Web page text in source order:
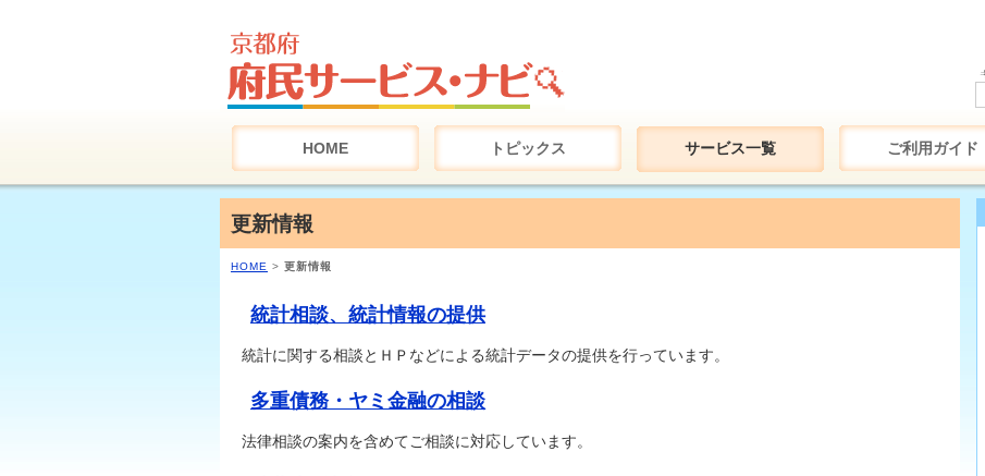
HOME トピックス サービス一覧 ご利用ガイド
更新情報
HOME > 更新情報
統計相談、統計情報の提供
統計に関する相談とＨＰなどによる統計データの提供を行っています。
多重債務・ヤミ金融の相談
法律相談の案内を含めてご相談に対応しています。